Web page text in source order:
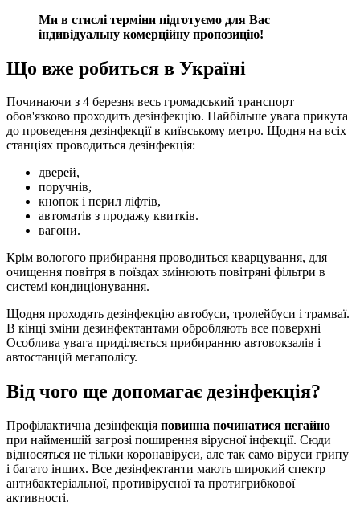
Ми в стислі терміни підготуємо для Вас
індивідуальну комерційну пропозицію!
Що вже робиться в Україні
Починаючи з 4 березня весь громадський транспорт
обов'язково проходить дезінфекцію. Найбільше увага прикута
до проведення дезінфекції в київському метро. Щодня на всіх
станціях проводиться дезінфекція:
дверей,
поручнів,
кнопок і перил ліфтів,
автоматів з продажу квитків.
вагони.
Крім вологого прибирання проводиться кварцування, для
очищення повітря в поїздах змінюють повітряні фільтри в
системі кондиціонування.
Щодня проходять дезінфекцію автобуси, тролейбуси і трамваї.
В кінці зміни дезинфектантами обробляють все поверхні
Особлива увага приділяється прибиранню автовокзалів і
автостанцій мегаполісу.
Від чого ще допомагає дезінфекція?
Профілактична дезінфекція повинна починатися негайно
при найменшій загрозі поширення вірусної інфекції. Сюди
відносяться не тільки коронавіруси, але так само віруси грипу
і багато інших. Все дезінфектанти мають широкий спектр
антибактеріальної, противірусної та протигрибкової
активності.